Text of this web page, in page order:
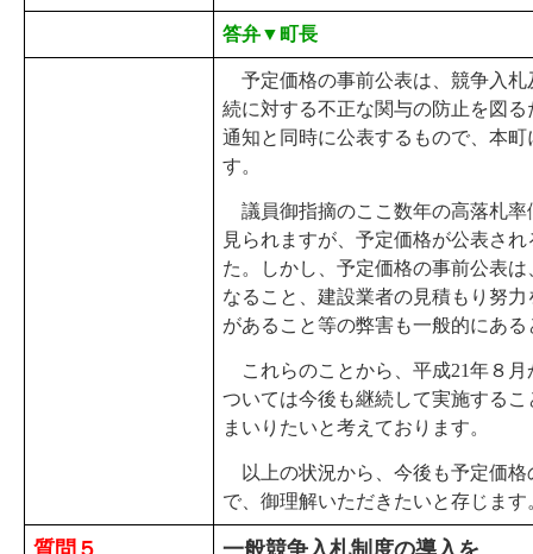
答弁▼町長
予定価格の事前公表は、競争入札
続に対する不正な関与の防止を図
通知と同時に公表するもので、本
す。
議員御指摘のここ数年の高落札率
見られますが、予定価格が公表さ
た。しかし、予定価格の事前公表
なること、建設業者の見積もり努
があること等の弊害も一般的にあ
これらのことから、平成21年８月
ついては今後も継続して実施する
まいりたいと考えております。
以上の状況から、今後も予定価格
で、御理解いただきたいと存じます
質問５ 一般競争入札制度の導入を